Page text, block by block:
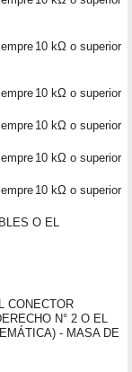
10 kΩ o superior
10 kΩ o superior
10 kΩ o superior
10 kΩ o superior
10 kΩ o superior
O EL
CONECTOR
N° 2 O EL
- MASA DE